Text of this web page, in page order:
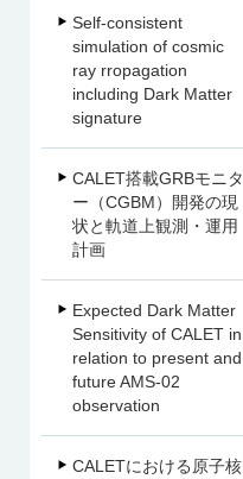
Self-consistent
simulation of cosmic
ray rropagation
including Dark Matter
signature
CALET搭載GRBモニタ
ー（CGBM）開発の現
状と軌道上観測・運用
計画
Expected Dark Matter
Sensitivity of CALET in
relation to present and
future AMS-02
observation
CALETにおける原子核